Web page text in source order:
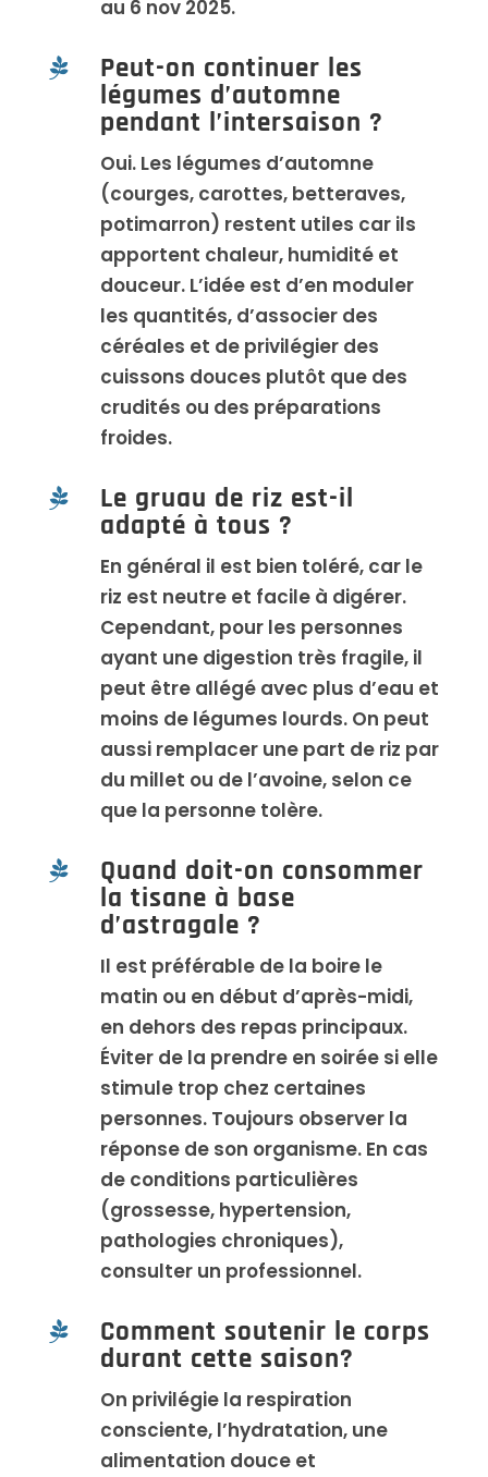
au 6 nov 2025.
 Peut-on continuer les
légumes d’automne
pendant l’intersaison ?
Oui. Les légumes d’automne
(courges, carottes, betteraves,
potimarron) restent utiles car ils
apportent chaleur, humidité et
douceur. L’idée est d’en moduler
les quantités, d’associer des
céréales et de privilégier des
cuissons douces plutôt que des
crudités ou des préparations
froides.
 Le gruau de riz est-il
adapté à tous ?
En général il est bien toléré, car le
riz est neutre et facile à digérer.
Cependant, pour les personnes
ayant une digestion très fragile, il
peut être allégé avec plus d’eau et
moins de légumes lourds. On peut
aussi remplacer une part de riz par
du millet ou de l’avoine, selon ce
que la personne tolère.
 Quand doit-on consommer
la tisane à base
d’astragale ?
Il est préférable de la boire le
matin ou en début d’après-midi,
en dehors des repas principaux.
Éviter de la prendre en soirée si elle
stimule trop chez certaines
personnes. Toujours observer la
réponse de son organisme. En cas
de conditions particulières
(grossesse, hypertension,
pathologies chroniques),
consulter un professionnel.
 Comment soutenir le corps
durant cette saison?
On privilégie la respiration
consciente, l’hydratation, une
alimentation douce et